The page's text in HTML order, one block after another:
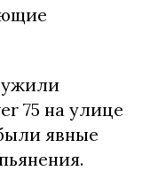
75 на улице
явные